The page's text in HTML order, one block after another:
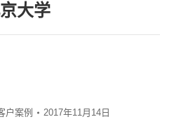
大学
户案例 2017年11月14日